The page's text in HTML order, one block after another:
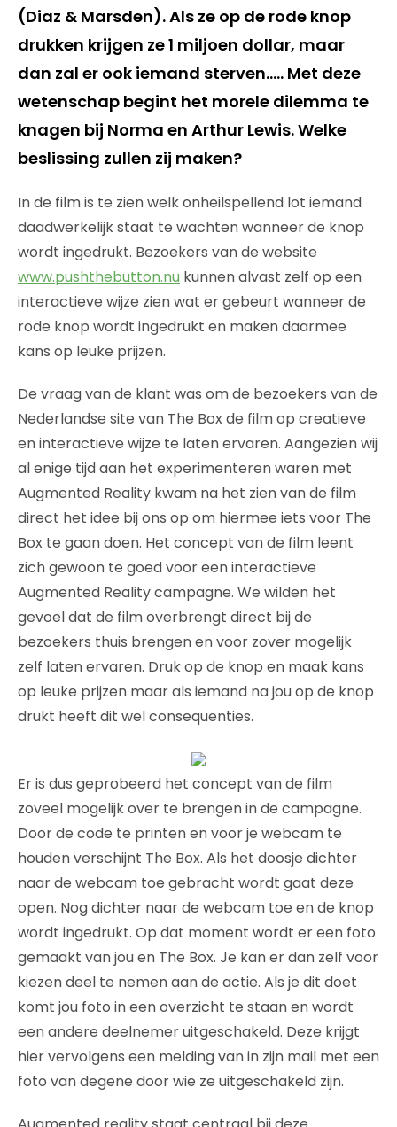
(Diaz & Marsden). Als ze op de rode knop
drukken krijgen ze 1 miljoen dollar, maar
dan zal er ook iemand sterven….. Met deze
wetenschap begint het morele dilemma te
knagen bij Norma en Arthur Lewis. Welke
beslissing zullen zij maken?
In de film is te zien welk onheilspellend lot iemand
daadwerkelijk staat te wachten wanneer de knop
wordt ingedrukt. Bezoekers van de website
www.pushthebutton.nu kunnen alvast zelf op een
interactieve wijze zien wat er gebeurt wanneer de
rode knop wordt ingedrukt en maken daarmee
kans op leuke prijzen.
De vraag van de klant was om de bezoekers van de
Nederlandse site van The Box de film op creatieve
en interactieve wijze te laten ervaren. Aangezien wij
al enige tijd aan het experimenteren waren met
Augmented Reality kwam na het zien van de film
direct het idee bij ons op om hiermee iets voor The
Box te gaan doen. Het concept van de film leent
zich gewoon te goed voor een interactieve
Augmented Reality campagne. We wilden het
gevoel dat de film overbrengt direct bij de
bezoekers thuis brengen en voor zover mogelijk
zelf laten ervaren. Druk op de knop en maak kans
op leuke prijzen maar als iemand na jou op de knop
drukt heeft dit wel consequenties.
Er is dus geprobeerd het concept van de film
zoveel mogelijk over te brengen in de campagne.
Door de code te printen en voor je webcam te
houden verschijnt The Box. Als het doosje dichter
naar de webcam toe gebracht wordt gaat deze
open. Nog dichter naar de webcam toe en de knop
wordt ingedrukt. Op dat moment wordt er een foto
gemaakt van jou en The Box. Je kan er dan zelf voor
kiezen deel te nemen aan de actie. Als je dit doet
komt jou foto in een overzicht te staan en wordt
een andere deelnemer uitgeschakeld. Deze krijgt
hier vervolgens een melding van in zijn mail met een
foto van degene door wie ze uitgeschakeld zijn.